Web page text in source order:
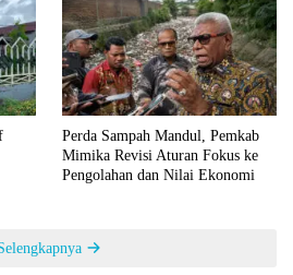
Perda Sampah Mandul, Pemkab
Mimika Revisi Aturan Fokus ke
Pengolahan dan Nilai Ekonomi